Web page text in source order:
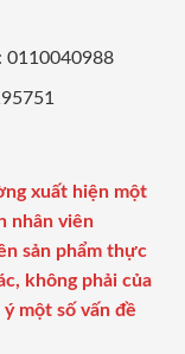
0110040988
xuất hiện một
nhân viên
sản phẩm thực
không phải của
một số vấn đề